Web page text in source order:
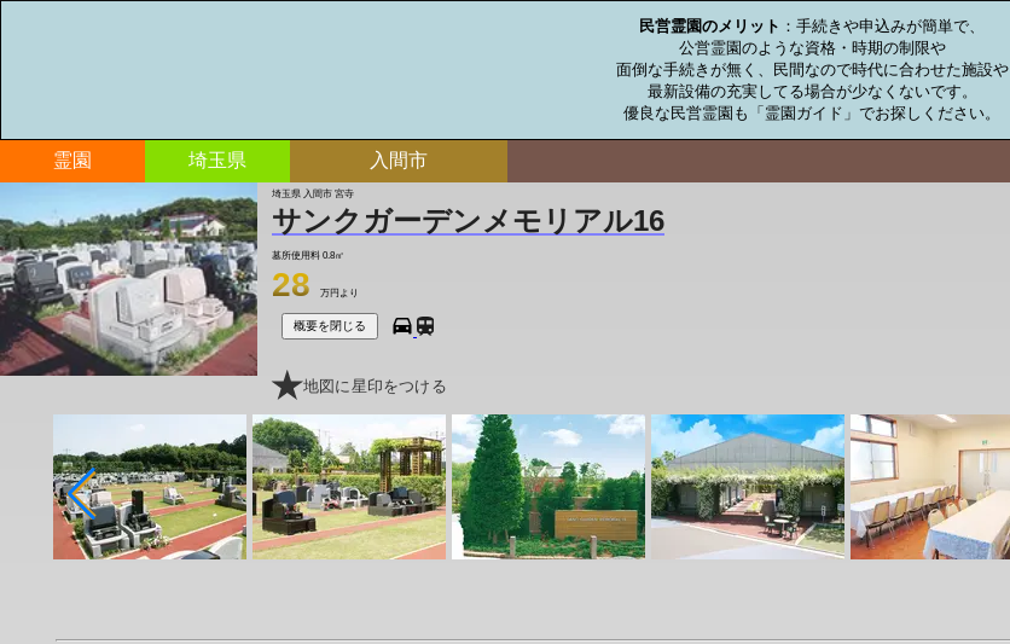
民営霊園のメリット ：手続きや申込みが簡単で、
公営霊園のような資格・時期の制限や
面倒な手続きが無く、民間なので時代に合わせた施設や
最新設備の充実してる場合が少なくないです。
優良な民営霊園も「霊園ガイド」でお探しください。
霊園 埼玉県 入間市
埼玉県 入間市 宮寺
サンクガーデンメモリアル16
墓所使用料 0.8㎡
28 万円より
概要を閉じる
地図に星印をつける